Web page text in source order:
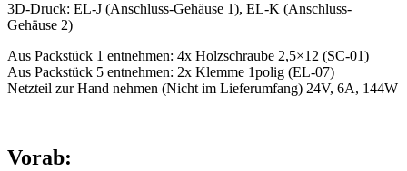
3D-Druck: EL-J (Anschluss-Gehäuse 1), EL-K (Anschluss-
Gehäuse 2)
Aus Packstück 1 entnehmen: 4x Holzschraube 2,5×12 (SC-01)
Aus Packstück 5 entnehmen: 2x Klemme 1polig (EL-07)
Netzteil zur Hand nehmen (Nicht im Lieferumfang) 24V, 6A, 144W
Vorab: